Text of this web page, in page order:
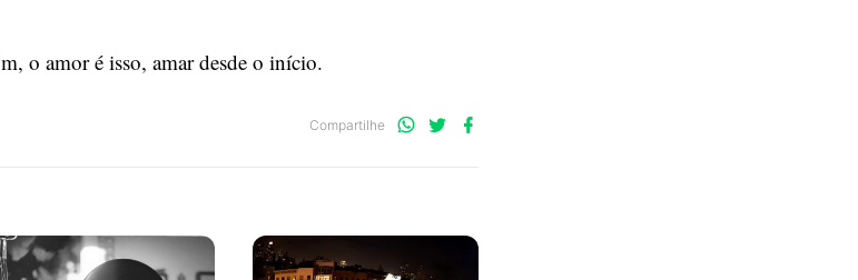
o amor é isso, amar desde o início.
Compartilhe
Compartilhe
Compartilhe